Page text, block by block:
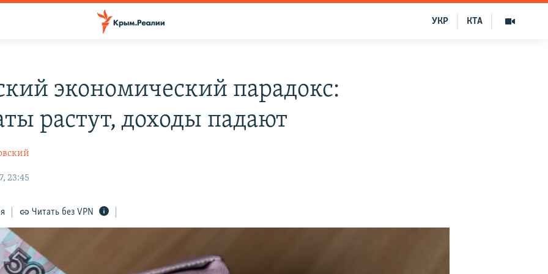
КТА
УКР
экономический парадокс:
растут, доходы падают
23:45
Читать без VPN